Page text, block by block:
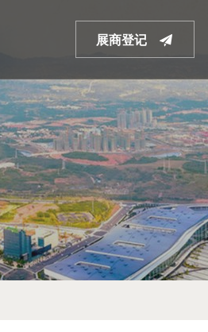
展商登记